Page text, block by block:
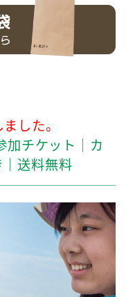
した。
チケット｜カ
送料無料